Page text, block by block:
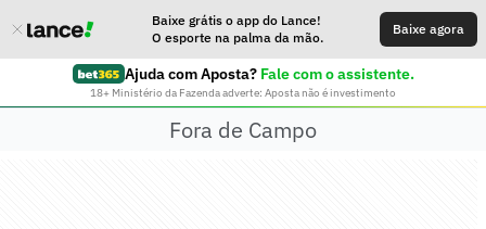
Baixe grátis o app do Lance!
O esporte na palma da mão.
Baixe agora
Ajuda com Aposta? Fale com o assistente.
18+ Ministério da Fazenda adverte: Aposta não é investimento
Fora de Campo